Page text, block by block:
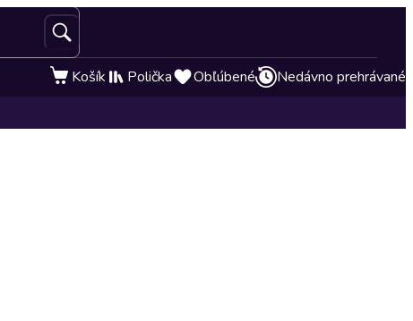
Košík Polička Obľúbené Nedávno prehrávané